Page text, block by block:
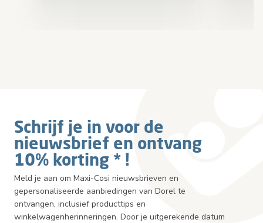
Schrijf je in voor de
nieuwsbrief en ontvang
10% korting * !
Meld je aan om Maxi-Cosi nieuwsbrieven en
gepersonaliseerde aanbiedingen van Dorel te
ontvangen, inclusief producttips en
winkelwagenherinneringen. Door je uitgerekende datum